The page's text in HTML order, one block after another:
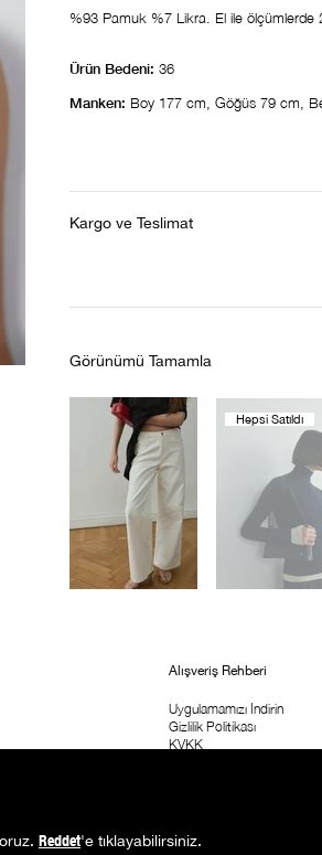
%93 Pamuk %7 Likra. El ile ölçümlerde
Ürün Bedeni: 36
Manken: Boy 177 cm, Göğüs 79 cm,
Kargo ve Teslimat
Görünümü Tamamla
Hepsi Satıldı
Alışveriş Rehberi
Uygulamamızı İndirin
Gizlilik Politikası
KVKK